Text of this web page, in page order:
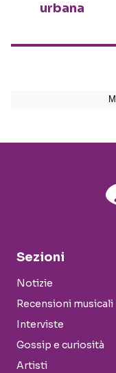
urbana
Sezioni
Notizie
Recensioni musicali
Interviste
Gossip e curiosità
Artisti